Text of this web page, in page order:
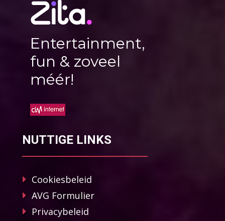
Entertainment,
fun & zoveel
méér!
NUTTIGE LINKS
Cookiesbeleid
AVG Formulier
Privacybeleid